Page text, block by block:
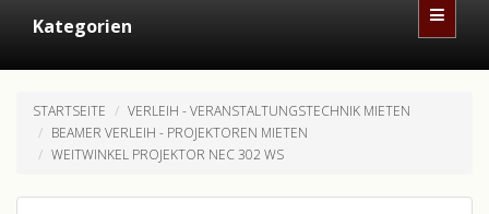
Kategorien
STARTSEITE
VERLEIH - VERANSTALTUNGSTECHNIK MIETEN
BEAMER VERLEIH - PROJEKTOREN MIETEN
WEITWINKEL PROJEKTOR NEC 302 WS